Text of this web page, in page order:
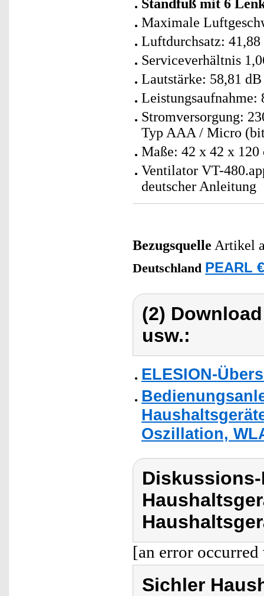
Standfuß mit 6
Maximale
Luftdurchsatz:
Serviceverhältnis
Lautstärke: 58,81 dB
Leistungsaufnahme:
Stromversorgung:
Typ AAA / Micro
Maße: 42 x 42 x
Ventilator VT-
deutscher Anleitung
Bezugsquelle Artikel
Deutschland PEARL
(2)
usw.:
ELESION-
Oszillation,
[an error
Sichler